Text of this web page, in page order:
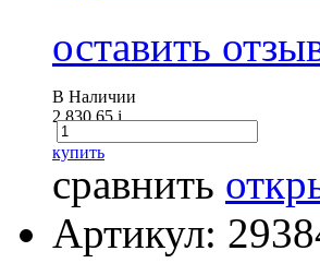
оставить
В Наличии
2 830.65i
купить
сравнить
Артикул: